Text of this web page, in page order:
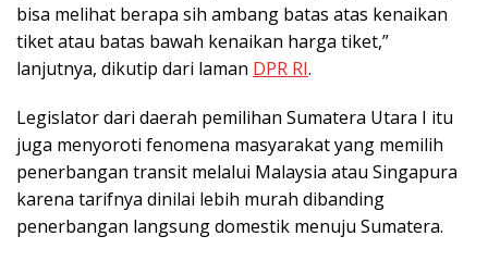
bisa melihat berapa sih ambang batas atas kenaikan
tiket atau batas bawah kenaikan harga tiket,”
lanjutnya, dikutip dari laman DPR RI.
Legislator dari daerah pemilihan Sumatera Utara I itu
juga menyoroti fenomena masyarakat yang memilih
penerbangan transit melalui Malaysia atau Singapura
karena tarifnya dinilai lebih murah dibanding
penerbangan langsung domestik menuju Sumatera.